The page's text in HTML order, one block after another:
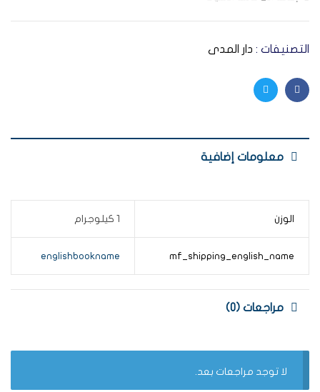
التصنيفات : دار المدى
Facebook
Twitter
معلومات إضافية
الوزن 1 كيلوجرام
mf_shipping_english_name
englishbookname
مراجعات (0)
لا توجد مراجعات بعد.